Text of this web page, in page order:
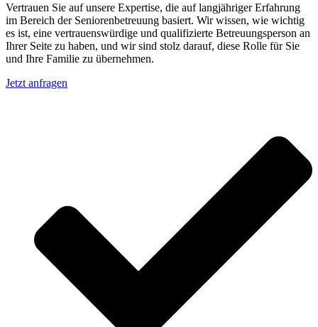
Vertrauen Sie auf unsere Expertise, die auf langjähriger Erfahrung
im Bereich der Seniorenbetreuung basiert. Wir wissen, wie wichtig
es ist, eine vertrauenswürdige und qualifizierte Betreuungsperson an
Ihrer Seite zu haben, und wir sind stolz darauf, diese Rolle für Sie
und Ihre Familie zu übernehmen.
Jetzt anfragen